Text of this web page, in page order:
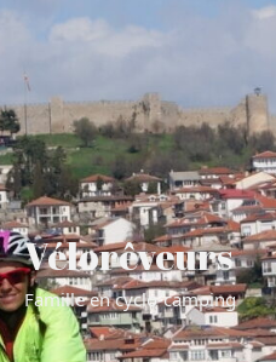
Vélorêveurs
Famille en cyclo-camping